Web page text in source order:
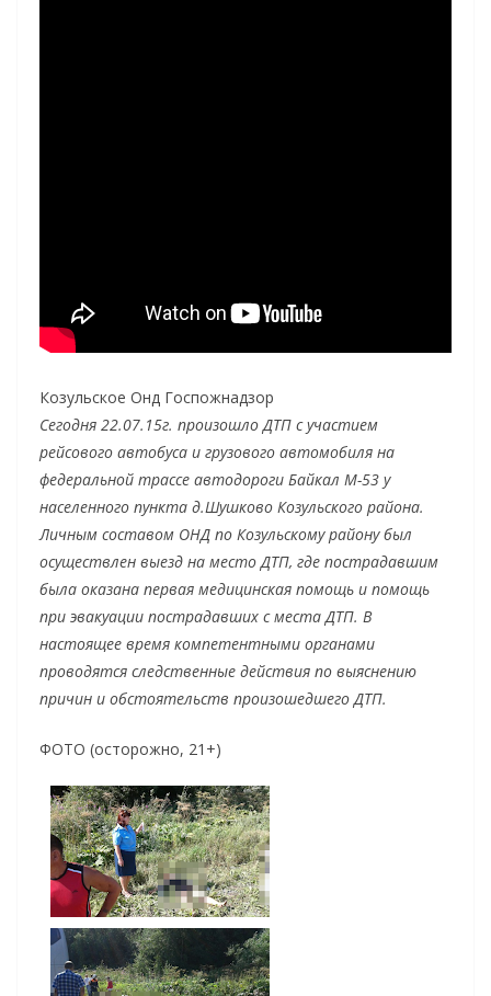
Козульское Онд Госпожнадзор
Сегодня 22.07.15г. произошло ДТП с участием
рейсового автобуса и грузового автомобиля на
федеральной трассе автодороги Байкал М-53 у
населенного пункта д.Шушково Козульского района.
Личным составом ОНД по Козульскому району был
осуществлен выезд на место ДТП, где пострадавшим
была оказана первая медицинская помощь и помощь
при эвакуации пострадавших с места ДТП. В
настоящее время компетентными органами
проводятся следственные действия по выяснению
причин и обстоятельств произошедшего ДТП.
ФОТО (осторожно, 21+)